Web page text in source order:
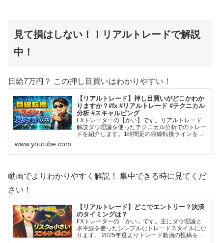
見て損はしない！！リアルトレードで解説
中！
日給7万円？ この押し目買いはわかりやすい！
【リアルトレード】押し目買いがどこかわか
りますか？#fx #リアルトレード #テクニカル
分析 #スキャルピング
FXトレーダーの【かい】です。リアルトレード
解説ダウ理論を使ったテクニカル分析でのトレー
ドを紹介します。1時間足の目線転換ラインを活
ードを客観的に見てみたいのと、トレード記録と
www.youtube.com
動画でよりわかりやすく解説！ 集中できる時に見てくだ
さい！
【リアルトレード】どこでエントリー？決済
のタイミングは？
FXトレーダーの「かい」です。主にダウ理論と
水平線を使ったシンプルなトレードスタイルにな
ります。 2025年度よりトレード動画の投稿を始